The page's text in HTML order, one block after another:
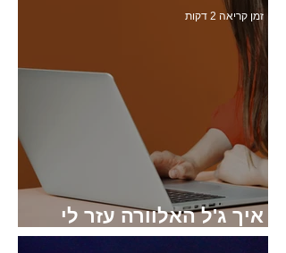
עדויות והמלצות
זמן קריאה 2 דקות